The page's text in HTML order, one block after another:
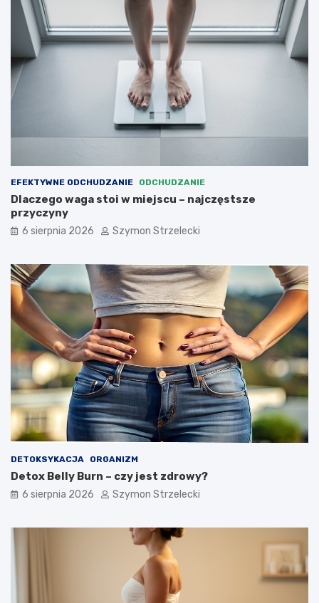
EFEKTYWNE ODCHUDZANIE ODCHUDZANIE
Dlaczego waga stoi w miejscu – najczęstsze
przyczyny
6 sierpnia 2026 Szymon Strzelecki
DETOKSYKACJA ORGANIZM
Detox Belly Burn – czy jest zdrowy?
6 sierpnia 2026 Szymon Strzelecki